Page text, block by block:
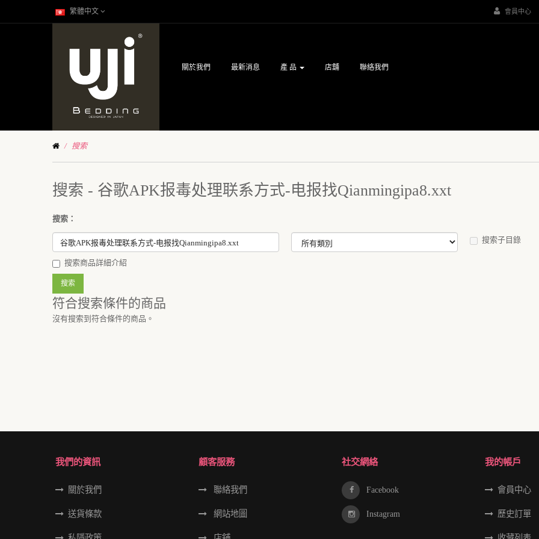
繁體中文 會員中心
關於我們 最新消息 產 品 店舖 聯絡我們
搜索
搜索 - 谷歌APK报毒处理联系方式-电报找Qianmingipa8.xxt
搜索：
搜索子目錄
搜索商品詳細介紹
符合搜索條件的商品
沒有搜索到符合條件的商品。
我們的資訊
關於我們
送貨條款
顧客服務
聯絡我們
網站地圖
社交網絡
Facebook
Instagram
我的帳戶
會員中心
歷史訂單